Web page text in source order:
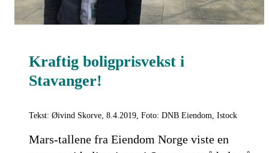
Kraftig boligprisvekst i
Stavanger!
Tekst: Øivind Skorve, 8.4.2019, Foto: DNB Eiendom, Istock
Mars-tallene fra Eiendom Norge viste en